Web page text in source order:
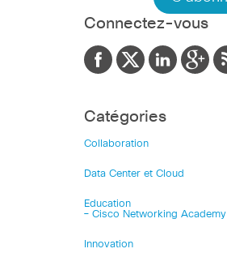
Connectez-vous
Catégories
Collaboration
Data Center et Cloud
Education
– Cisco Networking Academy
Innovation